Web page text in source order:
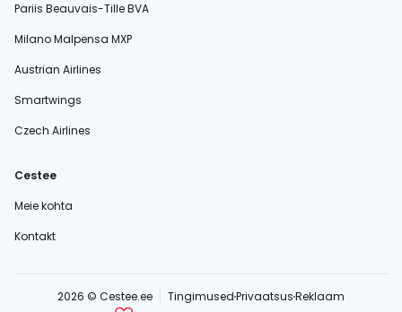
Pariis Beauvais-Tille BVA
Milano Malpensa MXP
Austrian Airlines
Smartwings
Czech Airlines
Cestee
Meie kohta
Kontakt
2026 © Cestee.ee TingimusedPrivaatsusReklaam